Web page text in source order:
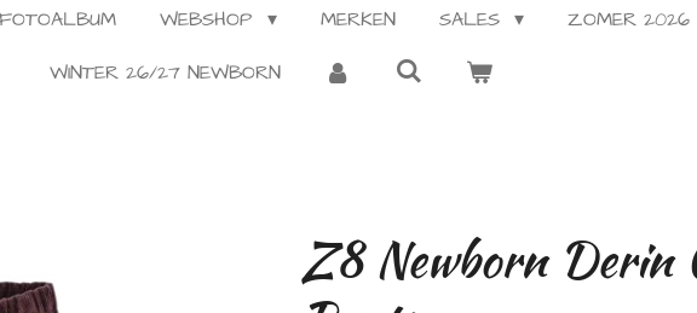
FOTOALBUM WEBSHOP MERKEN SALES ZOMER 2026
WINTER 26/27 NEWBORN
Z8 Newborn Derin